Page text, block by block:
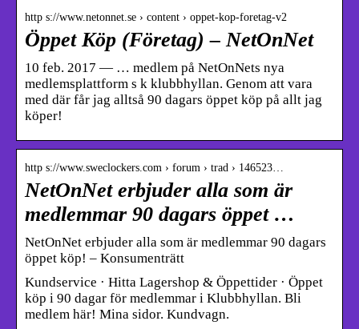
http s://www.netonnet.se › content › oppet-kop-foretag-v2
Öppet Köp (Företag) – NetOnNet
10 feb. 2017 — … medlem på NetOnNets nya
medlemsplattform s k klubbhyllan. Genom att vara
med där får jag alltså 90 dagars öppet köp på allt jag
köper!
http s://www.sweclockers.com › forum › trad › 146523…
NetOnNet erbjuder alla som är
medlemmar 90 dagars öppet …
NetOnNet erbjuder alla som är medlemmar 90 dagars
öppet köp! – Konsumenträtt
Kundservice · Hitta Lagershop & Öppettider · Öppet
köp i 90 dagar för medlemmar i Klubbhyllan. Bli
medlem här! Mina sidor. Kundvagn.